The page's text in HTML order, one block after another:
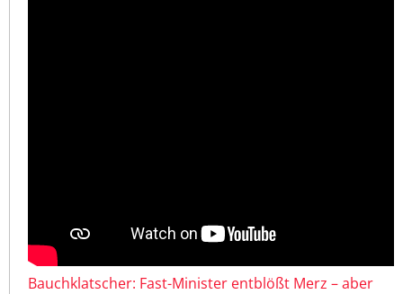
Bauchklatscher: Fast-Minister entblößt Merz – aber